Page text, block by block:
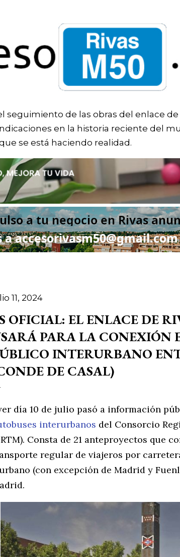
seguimiento de las obras del enlace de
en la historia reciente del
se está haciendo realidad.
11, 2024
OFICIAL: EL ENLACE DE
PARA LA CONEXIÓN
INTERURBANO
DE CASAL)
día 10 de julio pasó a información
interurbanos del Consorcio
Consta de 21 anteproyectos que
regular de viajeros por
(con excepción de Madrid y